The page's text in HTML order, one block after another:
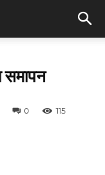
समापन
0 115